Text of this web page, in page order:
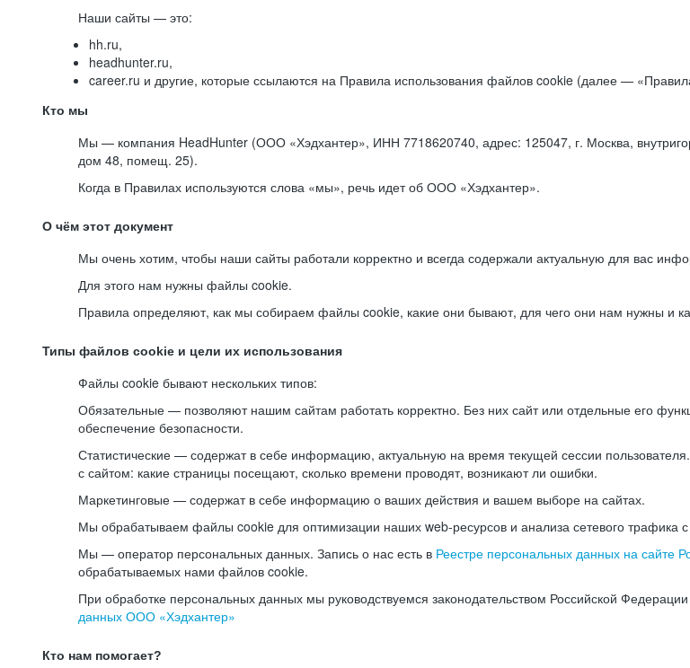
Наши сайты — это:
hh.ru,
headhunter.ru,
career.ru и другие, которые ссылаются на Правила использования файлов cookie (далее —
Кто мы
Мы — компания HeadHunter (ООО «Хэдхантер», ИНН 7718620740, адрес: 125047, г. Москва,
дом 48, помещ. 25).
Когда в Правилах используются слова «мы», речь идет об ООО «Хэдхантер».
О чём этот документ
Мы очень хотим, чтобы наши сайты работали корректно и всегда содержали актуальную для вас
Для этого нам нужны файлы cookie.
Правила определяют, как мы собираем файлы cookie, какие они бывают, для чего они нам нужны и
Типы файлов cookie и цели их использования
Файлы cookie бывают нескольких типов:
Обязательные — позволяют нашим сайтам работать корректно. Без них сайт или отдельные его
обеспечение безопасности.
Статистические — содержат в себе информацию, актуальную на время текущей сессии
с сайтом: какие страницы посещают, сколько времени проводят, возникают ли ошибки.
Маркетинговые — содержат в себе информацию о ваших действия и вашем выборе на сайтах.
Мы обрабатываем файлы cookie для оптимизации наших web-ресурсов и анализа сетевого трафика
Мы — оператор персональных данных. Запись о нас есть в Реестре персональных данных на сайте
обрабатываемых нами файлов cookie.
При обработке персональных данных мы руководствуемся законодательством Российской
данных ООО «Хэдхантер»
Кто нам помогает?